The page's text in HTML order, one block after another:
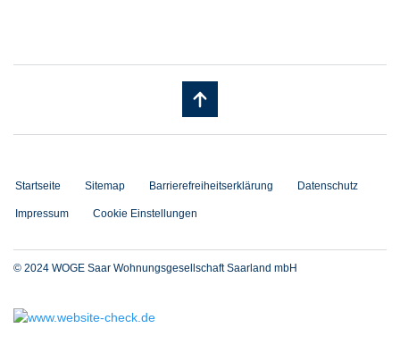
Startseite Sitemap Barrierefreiheitserklärung Datenschutz
Impressum Cookie Einstellungen
© 2024 WOGE Saar Wohnungsgesellschaft Saarland mbH